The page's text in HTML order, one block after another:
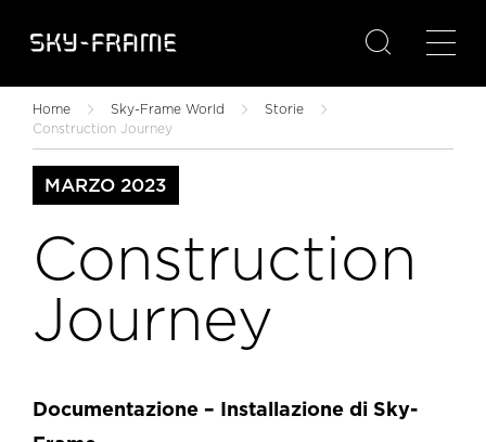

Home Sky-Frame World
Storie
Construction Journey
MARZO 2023
Construction
Journey
Documentazione – Installazione di Sky-